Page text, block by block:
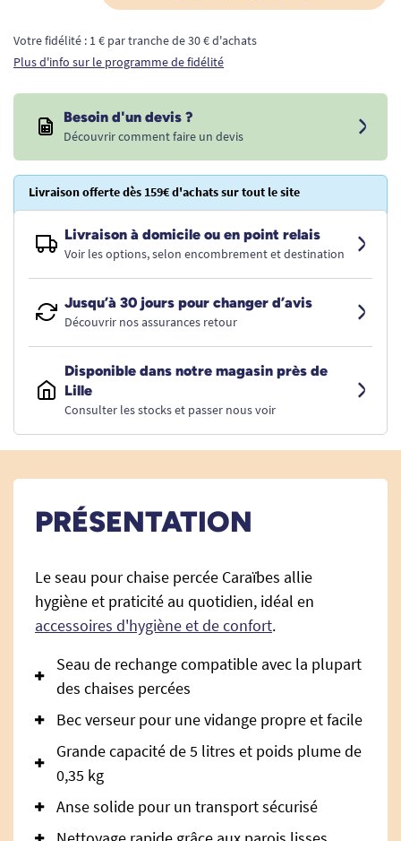
Votre fidélité : 1 € par tranche de 30 € d'achats
Plus d'info sur le programme de fidélité
Besoin d'un devis ?
Découvrir comment faire un devis
Livraison offerte dès 159€ d'achats sur tout le site
Livraison à domicile ou en point relais
Voir les options, selon encombrement et destination
Jusqu’à 30 jours pour changer d’avis
Découvrir nos assurances retour
Disponible dans notre magasin près de
Lille
Consulter les stocks et passer nous voir
PRÉSENTATION
Le seau pour chaise percée Caraïbes allie
hygiène et praticité au quotidien, idéal en
accessoires d'hygiène et de confort.
Seau de rechange compatible avec la plupart
des chaises percées
Bec verseur pour une vidange propre et facile
Grande capacité de 5 litres et poids plume de
0,35 kg
Anse solide pour un transport sécurisé